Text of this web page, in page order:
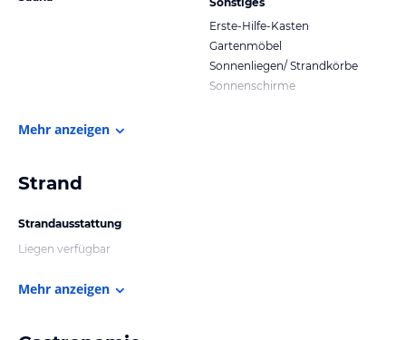
Erste-Hilfe-Kasten
Gartenmöbel
Sonnenliegen/ Strandkörbe
Sonnenschirme
Mehr anzeigen
Strand
Strandausstattung
Liegen verfügbar
Mehr anzeigen